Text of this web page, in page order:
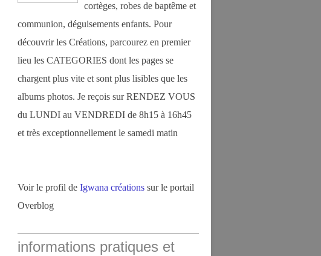
cortèges, robes de baptême et
communion, déguisements enfants. Pour
découvrir les Créations, parcourez en premier
lieu les CATEGORIES dont les pages se
chargent plus vite et sont plus lisibles que les
albums photos. Je reçois sur RENDEZ VOUS
du LUNDI au VENDREDI de 8h15 à 16h45
et très exceptionnellement le samedi matin
Voir le profil de Igwana créations sur le portail
Overblog
informations pratiques et